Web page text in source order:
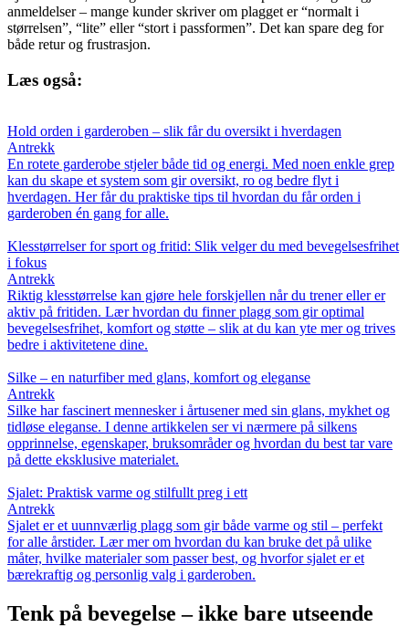
anmeldelser – mange kunder skriver om plagget er “normalt i
størrelsen”, “lite” eller “stort i passformen”. Det kan spare deg for
både retur og frustrasjon.
Læs også:
Hold orden i garderoben – slik får du oversikt i hverdagen
Antrekk
En rotete garderobe stjeler både tid og energi. Med noen enkle grep
kan du skape et system som gir oversikt, ro og bedre flyt i
hverdagen. Her får du praktiske tips til hvordan du får orden i
garderoben én gang for alle.
Klesstørrelser for sport og fritid: Slik velger du med bevegelsesfrihet
i fokus
Antrekk
Riktig klesstørrelse kan gjøre hele forskjellen når du trener eller er
aktiv på fritiden. Lær hvordan du finner plagg som gir optimal
bevegelsesfrihet, komfort og støtte – slik at du kan yte mer og trives
bedre i aktivitetene dine.
Silke – en naturfiber med glans, komfort og eleganse
Antrekk
Silke har fascinert mennesker i årtusener med sin glans, mykhet og
tidløse eleganse. I denne artikkelen ser vi nærmere på silkens
opprinnelse, egenskaper, bruksområder og hvordan du best tar vare
på dette eksklusive materialet.
Sjalet: Praktisk varme og stilfullt preg i ett
Antrekk
Sjalet er et uunnværlig plagg som gir både varme og stil – perfekt
for alle årstider. Lær mer om hvordan du kan bruke det på ulike
måter, hvilke materialer som passer best, og hvorfor sjalet er et
bærekraftig og personlig valg i garderoben.
Tenk på bevegelse – ikke bare utseende